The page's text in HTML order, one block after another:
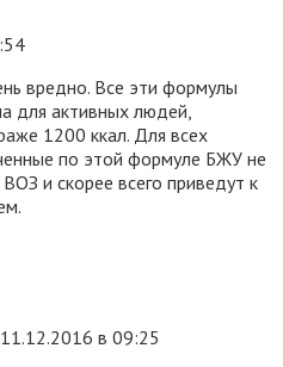
вредно. Все эти формулы
для активных людей,
1200 ккал. Для всех
по этой формуле БЖУ не
и скорее всего приведут к
11.12.2016 в 09:25